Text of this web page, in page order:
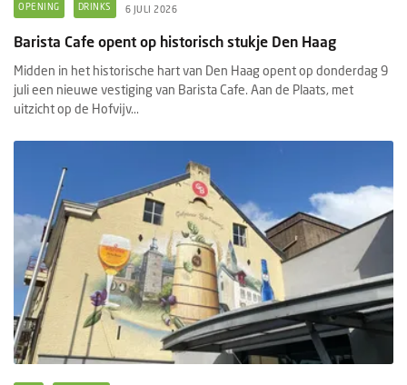
OPENING DRINKS 6 JULI 2026
Barista Cafe opent op historisch stukje Den Haag
Midden in het historische hart van Den Haag opent op donderdag 9
juli een nieuwe vestiging van Barista Cafe. Aan de Plaats, met
uitzicht op de Hofvijv...